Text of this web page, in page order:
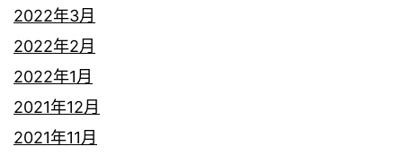
2022年3月
2022年2月
2022年1月
2021年12月
2021年11月